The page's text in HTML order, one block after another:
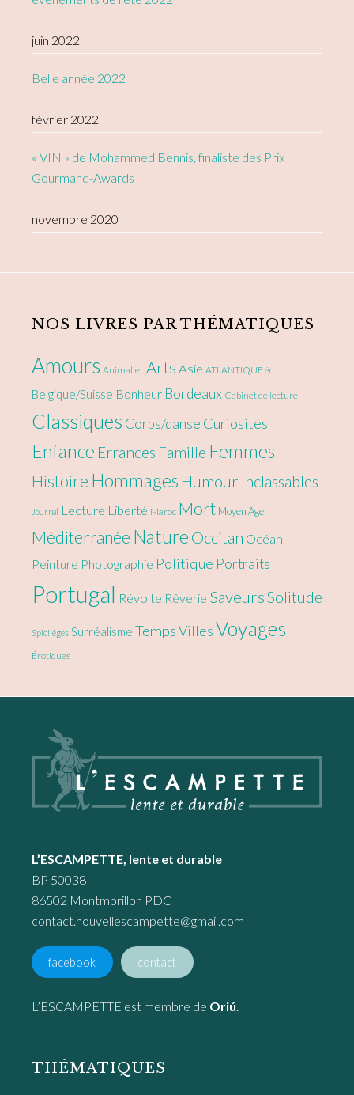
juin 2022
Belle année 2022
février 2022
« VIN » de Mohammed Bennis, finaliste des Prix
Gourmand-Awards
novembre 2020
NOS LIVRES PAR THÉMATIQUES
Amours Animalier Arts Asie ATLANTIQUE éd.
Belgique/Suisse Bonheur Bordeaux Cabinet de lecture
Classiques Corps/danse Curiosités
Enfance Errances Famille Femmes
Histoire Hommages Humour Inclassables
Journal Lecture Liberté Maroc Mort Moyen Âge
Méditerranée Nature Occitan Océan
Peinture Photographie Politique Portraits
Portugal Révolte Rêverie SaveursSolitude
Spicilèges Surréalisme TempsVillesVoyages
Érotiques
L’ESCAMPETTE, lente et durable
BP 50038
86502 Montmorillon PDC
contact.nouvellescampette@gmail.com
facebook contact
L’ESCAMPETTE est membre de Oriú
THÉMATIQUES